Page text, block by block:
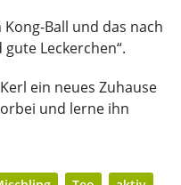
Ball und das nach
Leckerchen“.
ein neues Zuhause
und lerne ihn